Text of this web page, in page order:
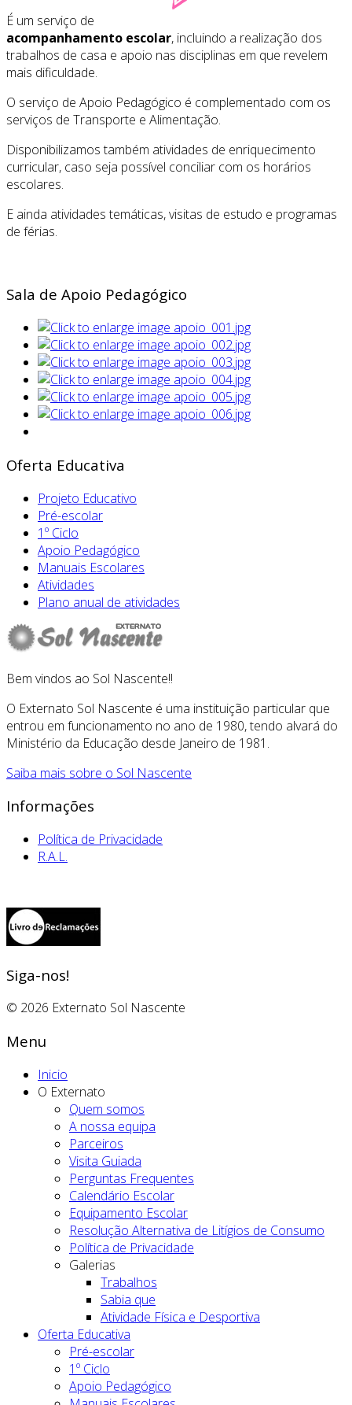
É um serviço de
acompanhamento escolar, incluindo a realização dos
trabalhos de casa e apoio nas disciplinas em que revelem
mais dificuldade.
O serviço de Apoio Pedagógico é complementado com os
serviços de Transporte e Alimentação.
Disponibilizamos também atividades de enriquecimento
curricular, caso seja possível conciliar com os horários
escolares.
E ainda atividades temáticas, visitas de estudo e programas
de férias.
Sala de Apoio Pedagógico
Oferta Educativa
Projeto Educativo
Pré-escolar
1º Ciclo
Apoio Pedagógico
Manuais Escolares
Atividades
Plano anual de atividades
Bem vindos ao Sol Nascente!!
O Externato Sol Nascente é uma instituição particular que
entrou em funcionamento no ano de 1980, tendo alvará do
Ministério da Educação desde Janeiro de 1981.
Saiba mais sobre o Sol Nascente
Informações
Política de Privacidade
R.A.L.
Siga-nos!
© 2026 Externato Sol Nascente
Menu
Inicio
O Externato
Quem somos
A nossa equipa
Parceiros
Visita Guiada
Perguntas Frequentes
Calendário Escolar
Equipamento Escolar
Resolução Alternativa de Litígios de Consumo
Política de Privacidade
Galerias
Trabalhos
Sabia que
Atividade Física e Desportiva
Oferta Educativa
Pré-escolar
1º Ciclo
Apoio Pedagógico